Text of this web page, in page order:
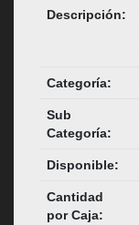
Descripción:
Categoría:
Sub
Categoría:
Disponible:
Cantidad
por Caja: